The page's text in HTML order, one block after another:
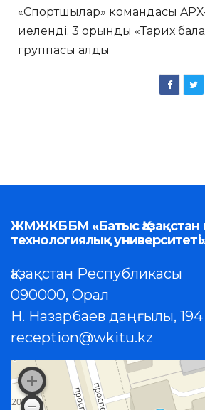
«Спортшылар» командасы
иеленді. 3 орынды «Тарих
группасы алды
ЖМЖКББМ «Батыс Қазақстан
технологиялық
Қазақстан Республикасы
090000, Орал
Н. Назарбаев даңғылы, 194
reception@wkitu.kz